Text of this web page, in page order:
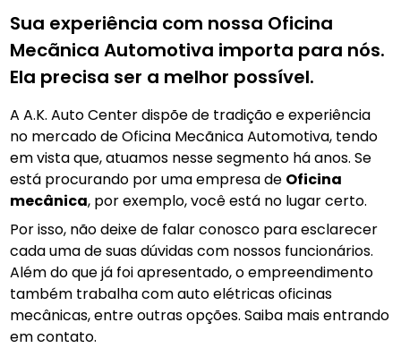
Sua experiência com nossa Oficina
Mecãnica Automotiva importa para nós.
Ela precisa ser a melhor possível.
A A.K. Auto Center dispõe de tradição e experiência
no mercado de Oficina Mecãnica Automotiva, tendo
em vista que, atuamos nesse segmento há anos. Se
está procurando por uma empresa de Oficina
mecânica, por exemplo, você está no lugar certo.
Por isso, não deixe de falar conosco para esclarecer
cada uma de suas dúvidas com nossos funcionários.
Além do que já foi apresentado, o empreendimento
também trabalha com auto elétricas oficinas
mecânicas, entre outras opções. Saiba mais entrando
em contato.